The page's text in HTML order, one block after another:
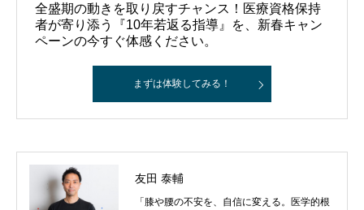
全盛期の動きを取り戻すチャンス！医療資格保持
者が寄り添う『10年若返る指導』を、新春キャン
ペーンの今すぐ体感ください。
まずは体験してみる！
友田 泰輔
「膝や腰の不安を、自信に変える。医学的根